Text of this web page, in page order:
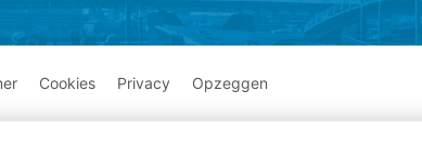
Cookies Privacy Opzeggen